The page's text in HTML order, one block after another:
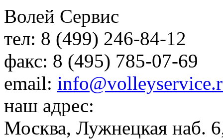
Волей Сервис
тел: 8 (499) 246-84-12
факс: 8 (495) 785-07-69
email:
наш адрес:
Москва, Лужнецкая наб.